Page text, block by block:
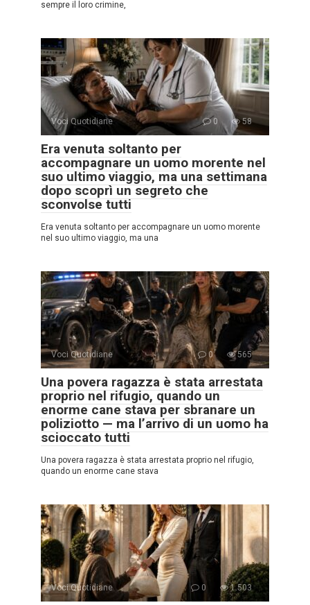
sempre il loro crimine,
Voci Quotidiane 0 58
Era venuta soltanto per
accompagnare un uomo morente nel
suo ultimo viaggio, ma una settimana
dopo scoprì un segreto che
sconvolse tutti
Era venuta soltanto per accompagnare un uomo morente
nel suo ultimo viaggio, ma una
Voci Quotidiane 0 565
Una povera ragazza è stata arrestata
proprio nel rifugio, quando un
enorme cane stava per sbranare un
poliziotto — ma l’arrivo di un uomo ha
scioccato tutti
Una povera ragazza è stata arrestata proprio nel rifugio,
quando un enorme cane stava
Voci Quotidiane 0 1.503